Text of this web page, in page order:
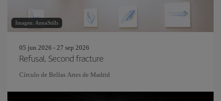
Imagen: AnnaStills
05 jun 2026 - 27 sep 2026
Refusal. Second fracture
Círculo de Bellas Artes de Madrid